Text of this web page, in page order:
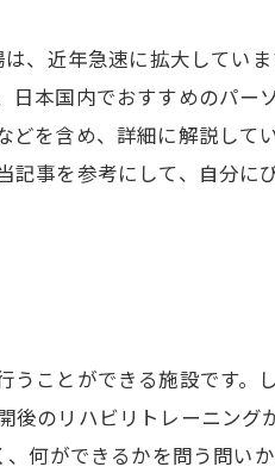
、近年急速に拡大してい
本国内でおすすめのパー
を含め、詳細に解説して
事を参考にして、自分に
ことができる施設です。
のリハビリトレーニング
何ができるかを問う問い